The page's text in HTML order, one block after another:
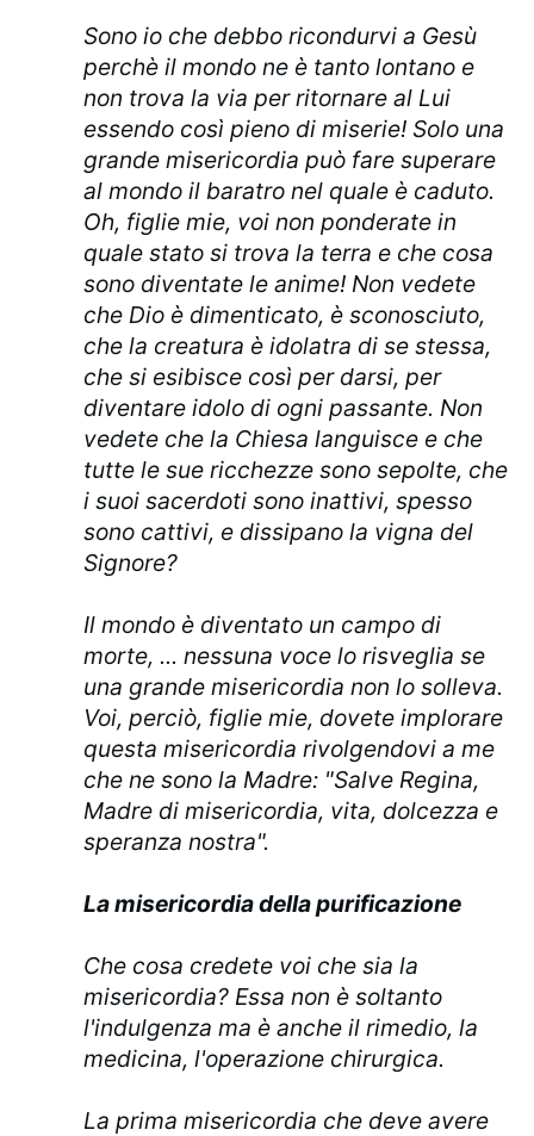
Sono io che debbo ricondurvi a Gesù
perchè il mondo ne è tanto lontano e
non trova la via per ritornare al Lui
essendo così pieno di miserie! Solo una
grande misericordia può fare superare
al mondo il baratro nel quale è caduto.
Oh, figlie mie, voi non ponderate in
quale stato si trova la terra e che cosa
sono diventate le anime! Non vedete
che Dio è dimenticato, è sconosciuto,
che la creatura è idolatra di se stessa,
che si esibisce così per darsi, per
diventare idolo di ogni passante. Non
vedete che la Chiesa languisce e che
tutte le sue ricchezze sono sepolte, che
i suoi sacerdoti sono inattivi, spesso
sono cattivi, e dissipano la vigna del
Signore?
Il mondo è diventato un campo di
morte, ... nessuna voce lo risveglia se
una grande misericordia non lo solleva.
Voi, perciò, figlie mie, dovete implorare
questa misericordia rivolgendovi a me
che ne sono la Madre: "Salve Regina,
Madre di misericordia, vita, dolcezza e
speranza nostra".
La misericordia della purificazione
Che cosa credete voi che sia la
misericordia? Essa non è soltanto
l'indulgenza ma è anche il rimedio, la
medicina, l'operazione chirurgica.
La prima misericordia che deve avere